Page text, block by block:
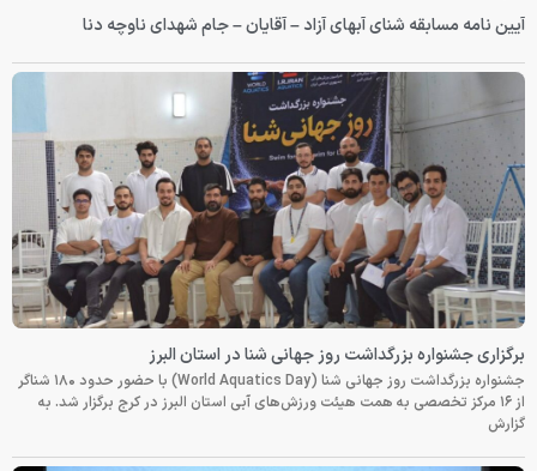
آیین نامه مسابقه شنای آبهای آزاد – آقایان – جام شهدای ناوچه دنا
برگزاری جشنواره بزرگداشت روز جهانی شنا در استان البرز
جشنواره بزرگداشت روز جهانی شنا (World Aquatics Day) با حضور حدود ۱۸۰ شناگر
از ۱۶ مرکز تخصصی به همت هیئت ورزش‌های آبی استان البرز در کرج برگزار شد. به
گزارش